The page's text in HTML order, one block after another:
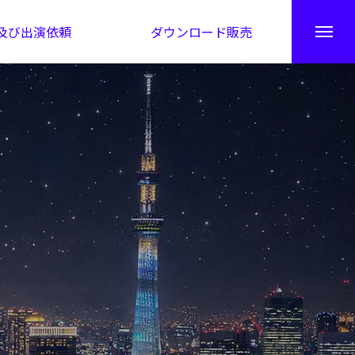
び出演依頼 ダウンロード販売
秘伝公開！吉凶カレンダー